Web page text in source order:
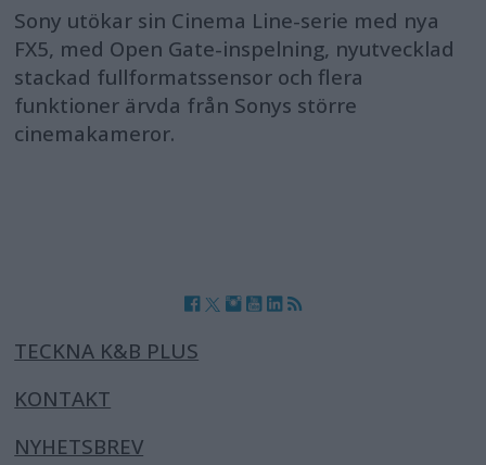
Sony utökar sin Cinema Line-serie med nya
FX5, med Open Gate-inspelning, nyutvecklad
stackad fullformatssensor och flera
funktioner ärvda från Sonys större
cinemakameror.
TECKNA K&B PLUS
KONTAKT
NYHETSBREV